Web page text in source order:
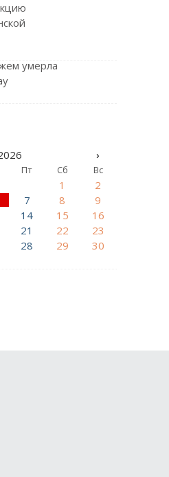
умерла
›
Пт Сб Вс
1
2
7 8
9
14 15
16
21 22
23
28 29
30